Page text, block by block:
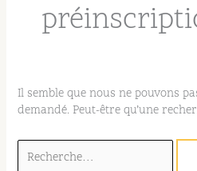
Il semble que nous ne pouvons
demandé. Peut-être qu’une